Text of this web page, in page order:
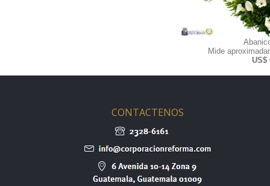
Mide
US$
CONTACTENOS